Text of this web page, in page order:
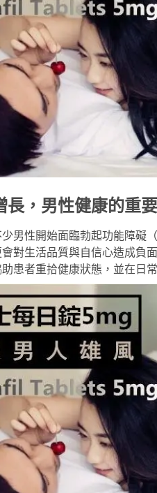
長，男性健康的重
男性開始面臨勃起功能障礙
對生活品質與自信心造成負
患者重拾健康狀態，並在日